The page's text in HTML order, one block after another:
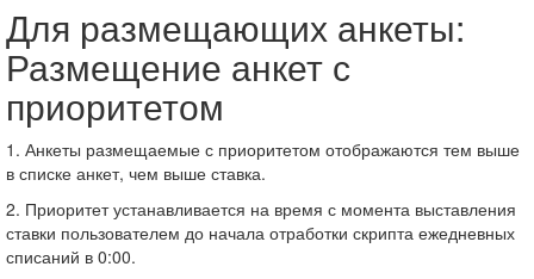
Для размещающих анкеты:
Размещение анкет с
приоритетом
1. Анкеты размещаемые с приоритетом отображаются тем выше
в списке анкет, чем выше ставка.
2. Приоритет устанавливается на время с момента выставления
ставки пользователем до начала отработки скрипта ежедневных
списаний в 0:00.